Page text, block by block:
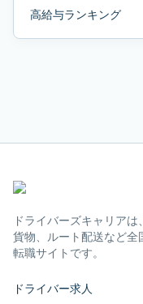
高給与ランキング
ドライバーズキャリアは
貨物、ルート配送など全
転職サイトです。
ドライバー求人